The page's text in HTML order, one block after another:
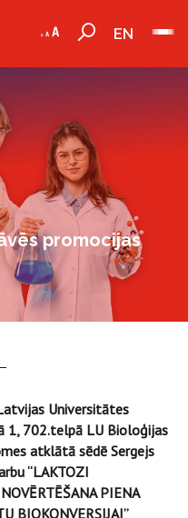
EN
promocijas
Universitātes
1, 702.telpā LU Bioloģijas
atklātā sēdē Sergejs
“LAKTOZI
PIENA
BIOKONVERSIJAI”